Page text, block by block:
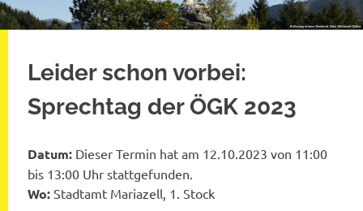
Leider schon vorbei:
Sprechtag der ÖGK 2023
Datum: Dieser Termin hat am 12.10.2023 von 11:00
bis 13:00 Uhr stattgefunden.
Wo: Stadtamt Mariazell, 1. Stock